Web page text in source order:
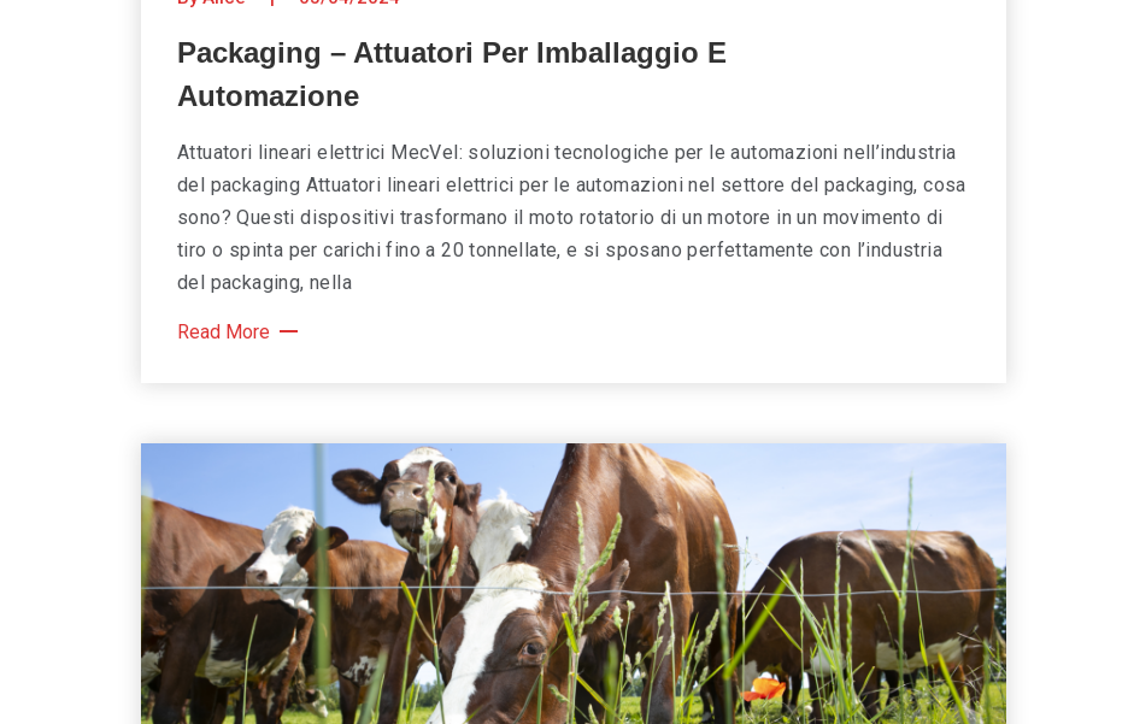
Packaging – Attuatori Per Imballaggio E
Automazione
Attuatori lineari elettrici MecVel: soluzioni tecnologiche per le automazioni nell’industria
del packaging Attuatori lineari elettrici per le automazioni nel settore del packaging, cosa
sono? Questi dispositivi trasformano il moto rotatorio di un motore in un movimento di
tiro o spinta per carichi fino a 20 tonnellate, e si sposano perfettamente con l’industria
del packaging, nella
Read More